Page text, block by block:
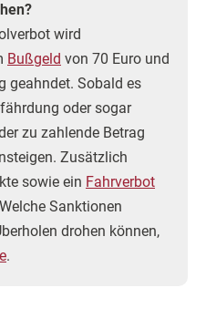
wird
Bußgeld von 70 Euro und
geahndet. Sobald es
oder sogar
zu zahlende Betrag
Zusätzlich
sowie ein Fahrverbot
Sanktionen
drohen können,
.